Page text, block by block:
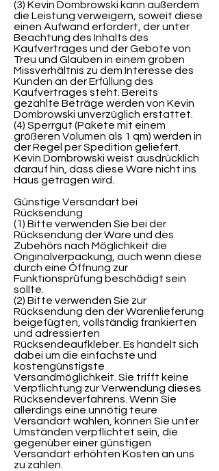
(3) Kevin Dombrowski kann außerdem
die Leistung verweigern, soweit diese
einen Aufwand erfordert, der unter
Beachtung des Inhalts des
Kaufvertrages und der Gebote von
Treu und Glauben in einem groben
Missverhältnis zu dem Interesse des
Kunden an der Erfüllung des
Kaufvertrages steht. Bereits
gezahlte Beträge werden von Kevin
Dombrowski unverzüglich erstattet.
(4) Sperrgut (Pakete mit einem
größeren Volumen als 1 qm) werden in
der Regel per Spedition geliefert.
Kevin Dombrowski weist ausdrücklich
darauf hin, dass diese Ware nicht ins
Haus getragen wird.
Günstige Versandart bei
Rücksendung
(1) Bitte verwenden Sie bei der
Rücksendung der Ware und des
Zubehörs nach Möglichkeit die
Originalverpackung, auch wenn diese
durch eine Öffnung zur
Funktionsprüfung beschädigt sein
sollte.
(2) Bitte verwenden Sie zur
Rücksendung den der Warenlieferung
beigefügten, vollständig frankierten
und adressierten
Rücksendeaufkleber. Es handelt sich
dabei um die einfachste und
kostengünstigste
Versandmöglichkeit. Sie trifft keine
Verpflichtung zur Verwendung dieses
Rücksendeverfahrens. Wenn Sie
allerdings eine unnötig teure
Versandart wählen, können Sie unter
Umständen verpflichtet sein, die
gegenüber einer günstigen
Versandart erhöhten Kosten an uns
zu zahlen.